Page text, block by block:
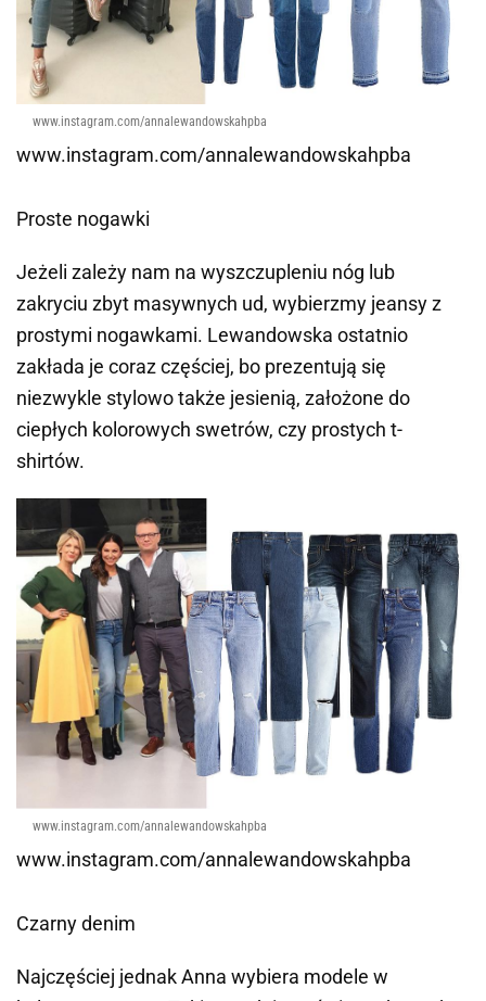
www.instagram.com/annalewandowskahpba
www.instagram.com/annalewandowskahpba
Proste nogawki
Jeżeli zależy nam na wyszczupleniu nóg lub
zakryciu zbyt masywnych ud, wybierzmy jeansy z
prostymi nogawkami. Lewandowska ostatnio
zakłada je coraz częściej, bo prezentują się
niezwykle stylowo także jesienią, założone do
ciepłych kolorowych swetrów, czy prostych t-
shirtów.
www.instagram.com/annalewandowskahpba
www.instagram.com/annalewandowskahpba
Czarny denim
Najczęściej jednak Anna wybiera modele w